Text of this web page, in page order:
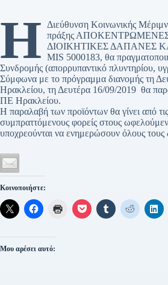
Η
Διεύθυνση Κοινωνικής
πράξης
ΔΙΟΙΚΗΤΙΚΕΣ ΔΑΠΑΝΕΣ
ΜΙS 5000183, θα
Συνδρομής (απορρυπαντικό πλυντηρίου,
Σύμφωνα με το πρόγραμμα διανομής τη
Ηρακλείου, τη Δευτέρα 16/09/2019 θα
ΠΕ Ηρακλείου.
Η παραλαβή των προϊόντων θα γίνει από
συμπραττόμενους φορείς στους
υποχρεούνται να ενημερώσουν όλους τους
Κοινοποιήστε:
Μου αρέσει αυτό: